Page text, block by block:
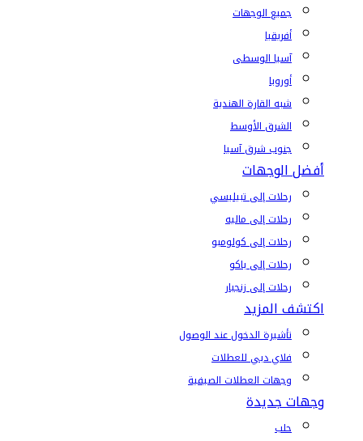
جميع الوجهات
أفريقيا
آسيا الوسطى
أوروبا
شبه القارة الهندية
الشرق الأوسط
جنوب شرق آسيا
أفضل الوجهات
رحلات إلى تبيليسي
رحلات إلى ماليه
رحلات إلى كولومبو
رحلات إلى باكو
رحلات إلى زنجبار
اكتشف المزيد
تأشيرة الدخول عند الوصول
فلاي دبي للعطلات
وجهات العطلات الصيفية
وجهات جديدة
حلب